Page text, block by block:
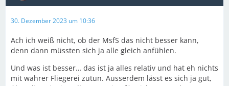
30. Dezember 2023 um 10:36
Ach ich weiß nicht, ob der MsfS das nicht besser kann,
denn dann müssten sich ja alle gleich anfühlen.
Und was ist besser… das ist ja alles relativ und hat eh nichts
mit wahrer Fliegerei zutun. Ausserdem lässt es sich ja gut,